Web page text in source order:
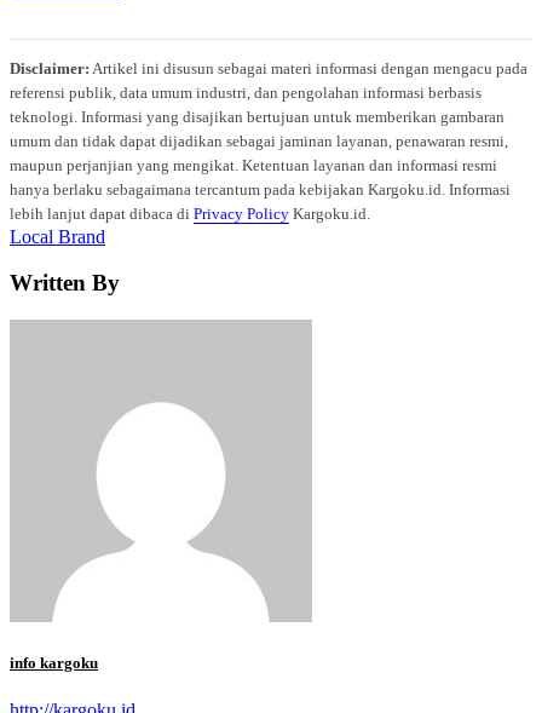
Disclaimer: Artikel ini disusun sebagai materi informasi dengan mengacu pada
referensi publik, data umum industri, dan pengolahan informasi berbasis
teknologi. Informasi yang disajikan bertujuan untuk memberikan gambaran
umum dan tidak dapat dijadikan sebagai jaminan layanan, penawaran resmi,
maupun perjanjian yang mengikat. Ketentuan layanan dan informasi resmi
hanya berlaku sebagaimana tercantum pada kebijakan Kargoku.id. Informasi
lebih lanjut dapat dibaca di Privacy Policy Kargoku.id.
Tags
Local Brand
Written By
info kargoku